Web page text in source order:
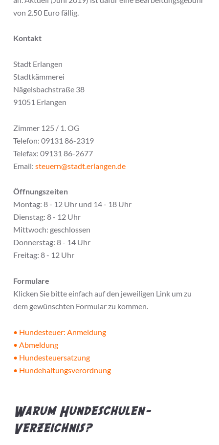
von 2.50 Euro fällig.
Kontakt
Stadt Erlangen
Stadtkämmerei
Nägelsbachstraße 38
91051 Erlangen
Zimmer 125 / 1. OG
Telefon: 09131 86-2319
Telefax: 09131 86-2677
Email: steuern@stadt.erlangen.de
Öffnungszeiten
Montag: 8 - 12 Uhr und 14 - 18 Uhr
Dienstag: 8 - 12 Uhr
Mittwoch: geschlossen
Donnerstag: 8 - 14 Uhr
Freitag: 8 - 12 Uhr
Formulare
Klicken Sie bitte einfach auf den jeweiligen Link um zu
dem gewünschten Formular zu kommen.
• Hundesteuer: Anmeldung
• Abmeldung
• Hundesteuersatzung
• Hundehaltungsverordnung
Warum Hundeschulen-
Verzeichnis?